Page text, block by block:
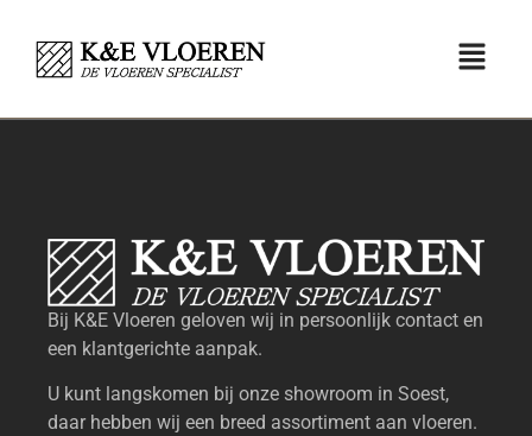
Bij K&E Vloeren geloven wij in persoonlijk contact en
een klantgerichte aanpak.
U kunt langskomen bij onze showroom in Soest,
daar hebben wij een breed assortiment aan vloeren.